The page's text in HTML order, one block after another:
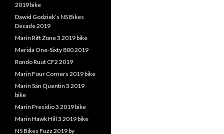
2019 bike
Dawid Godziek’s NS Bikes
Decade 2019
Marin Rift Zone 3 2019 bike
Merida One-Sixty 800 2019
Rondo Ruut CF2 2019
Marin Four Corners 2019 bike
Marin San Quentin 3 2019
bike
Marin Presidio 3 2019 bike
Marin Hawk Hill 3 2019 bike
NS Bikes Fuzz 2019 by